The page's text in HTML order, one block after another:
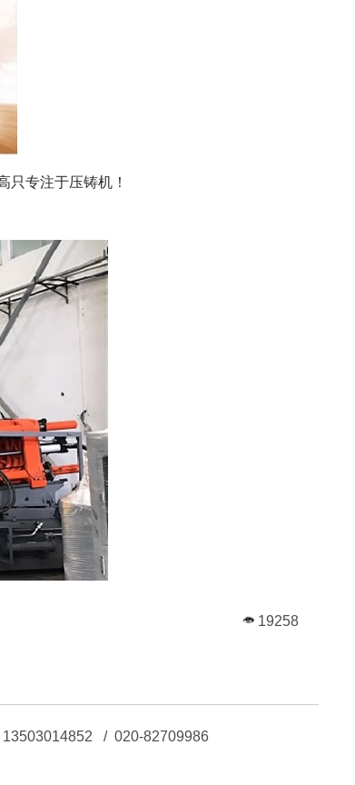
专注于压铸机！
19258
/ 020-82709986